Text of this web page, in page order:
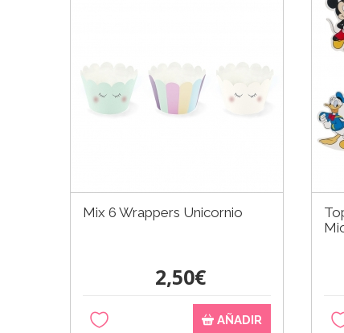
Mix 6 Wrappers Unicornio
2,50€
AÑADIR